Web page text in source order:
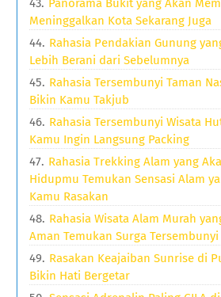
Panorama Bukit yang Akan
Meninggalkan Kota Sekarang Juga
Rahasia Pendakian Gunung
Lebih Berani dari Sebelumnya
Rahasia Tersembunyi Taman
Bikin Kamu Takjub
Rahasia Tersembunyi Wisata
Kamu Ingin Langsung Packing
Rahasia Trekking Alam yang
Hidupmu Temukan Sensasi Alam
Kamu Rasakan
Rahasia Wisata Alam Murah
Aman Temukan Surga
Rasakan Keajaiban Sunrise di
Bikin Hati Bergetar